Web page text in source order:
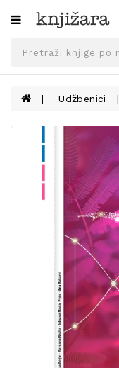
Kategorije
SVEUČILIŠNA
UDŽBENICI
KNJIGE
PRIBOR
OPREMA
UDŽBENIKE!
KONTAKT
POSEBNA
PONUDA
Udžbenici